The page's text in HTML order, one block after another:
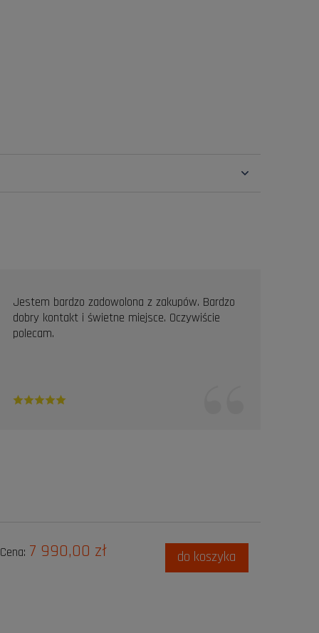
Jestem bardzo zadowolona z zakupów. Bardzo
dobry kontakt i świetne miejsce. Oczywiście
polecam.
Cena: 7 990,00 zł do koszyka